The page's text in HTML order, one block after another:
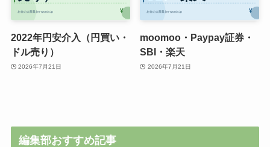
2022年円安介入（円買い・
ドル売り）
2026年7月21日
moomoo・Paypay証券・
SBI・楽天
2026年7月21日
編集部おすすめ記事